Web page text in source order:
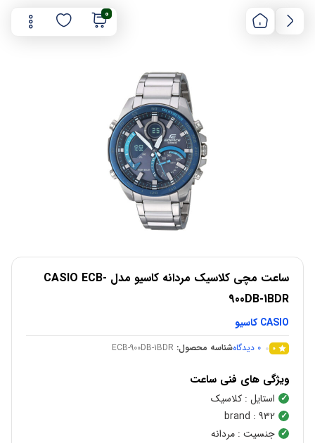
0
ساعت مچی کلاسیک مردانه کاسیو مدل CASIO ECB-
900DB-1BDR
CASIO کاسیو
0
0 دیدگاهشناسه محصول: ECB-900DB-1BDR
ویژگی های فنی ساعت
استایل : کلاسیک
brand : 932
جنسیت : مردانه